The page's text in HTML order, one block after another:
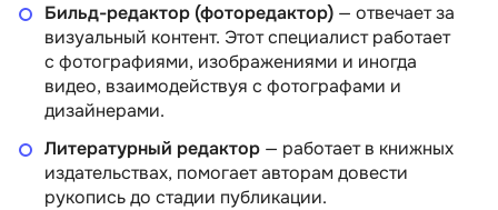
Бильд-редактор (фоторедактор) — отвечает за
визуальный контент. Этот специалист работает
с фотографиями, изображениями и иногда
видео, взаимодействуя с фотографами и
дизайнерами.
Литературный редактор — работает в книжных
издательствах, помогает авторам довести
рукопись до стадии публикации.